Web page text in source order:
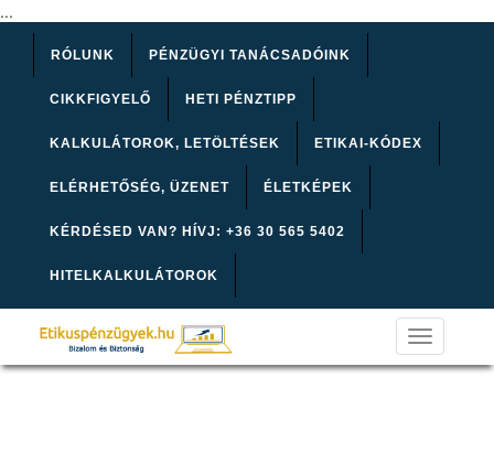
...
RÓLUNK PÉNZÜGYI TANÁCSADÓINK
CIKKFIGYELŐ HETI PÉNZTIPP
KALKULÁTOROK, LETÖLTÉSEK ETIKAI-KÓDEX
ELÉRHETŐSÉG, ÜZENET ÉLETKÉPEK
KÉRDÉSED VAN? HÍVJ: +36 30 565 5402
HITELKALKULÁTOROK
Toggle
navigation